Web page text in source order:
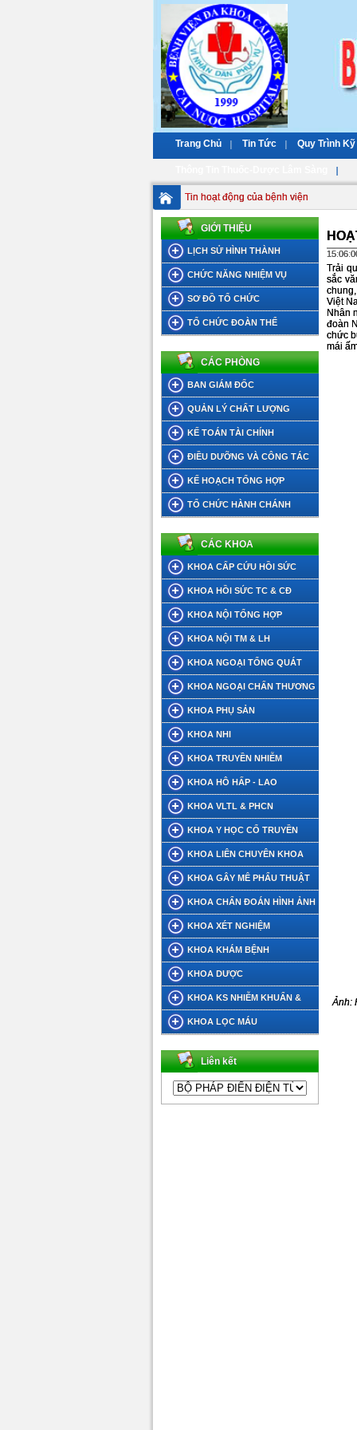
Trang Chủ Tin Tức Quy Trình
Tin hoạt động của bệnh viện
GIỚI THIỆU
LỊCH SỬ HÌNH THÀNH
CHỨC NĂNG NHIỆM VỤ
SƠ ĐỒ TỔ CHỨC
TỔ CHỨC ĐOÀN THỂ
CÁC PHÒNG
BAN GIÁM ĐỐC
QUẢN LÝ CHẤT LƯỢNG
KẾ TOÁN TÀI CHÍNH
ĐIỀU DƯỠNG VÀ CÔNG TÁC
XÃ HỘI
KẾ HOẠCH TỔNG HỢP
TỔ CHỨC HÀNH CHÁNH
CÁC KHOA
KHOA CẤP CỨU HỒI SỨC
KHOA HỒI SỨC TC & CĐ
KHOA NỘI TỔNG HỢP
KHOA NỘI TM & LH
KHOA NGOẠI TỔNG QUÁT
KHOA NGOẠI CHẤN THƯƠNG
KHOA PHỤ SẢN
KHOA NHI
KHOA TRUYỀN NHIỄM
KHOA HÔ HẤP - LAO
KHOA VLTL & PHCN
KHOA Y HỌC CỔ TRUYỀN
KHOA LIÊN CHUYÊN KHOA
KHOA GÂY MÊ PHẨU THUẬT
KHOA CHẨN ĐOÁN HÌNH ẢNH
KHOA XÉT NGHIỆM
KHOA KHÁM BỆNH
KHOA DƯỢC
KHOA KS NHIỄM KHUẨN &
DINH DƯỠNG TIẾT CHẾ
KHOA LỌC MÁU
Liên kết
Trải
sắc
Việt
Nhân
đoàn
chức
mái
Ảnh: